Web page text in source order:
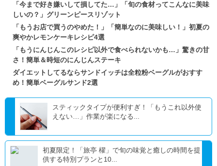
「今まで好き嫌いして損してた…」「旬の食材ってこんなに美味
しいの？」グリーンピースリゾット
「もうお店で買うのやめた！」「簡単なのに美味しい！」初夏の
爽やかレモンケーキレシピ4選
「もうにんじんこのレシピ以外で食べられないかも…」驚きの甘
さ！簡単＆時短のにんじんステーキ
ダイエットしてるならサンドイッチは全粒粉ベーグルがおすす
め！簡単ベーグルサンド2選
スティックタイプが便利すぎ！「もうこれ以外使
えない…」作業が楽になる...
初夏限定！「旅亭 櫂」で旬の味覚と癒しの時間を提
供する特別プランと10...